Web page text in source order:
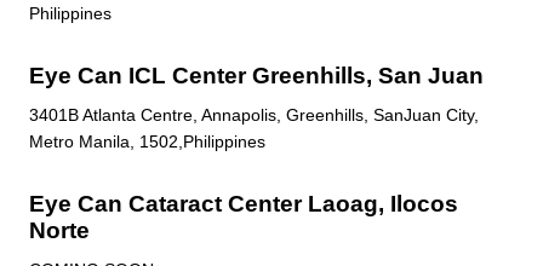
Philippines
Eye Can ICL Center Greenhills, San Juan
3401B Atlanta Centre, Annapolis, Greenhills, SanJuan City,
Metro Manila, 1502,Philippines
Eye Can Cataract Center Laoag, Ilocos
Norte